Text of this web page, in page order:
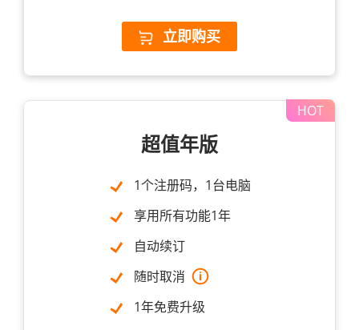
立即购买
超值年版
1个注册码，1台电脑
享用所有功能1年
自动续订
随时取消
1年免费升级